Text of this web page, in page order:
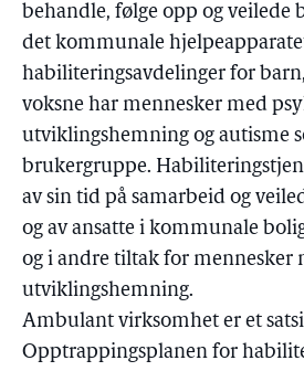
behandle, følge opp og veilede
det kommunale
habiliteringsavdelinger for
voksne har mennesker med
utviklingshemning og autisme
brukergruppe.
av sin tid på samarbeid og
og av ansatte i kommunale
og i andre tiltak for mennesker
utviklingshemning.
Ambulant virksomhet er et
Opptrappingsplanen for